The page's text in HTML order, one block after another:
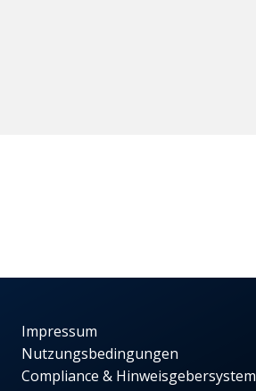
Impressum
Nutzungsbedingungen
Compliance & Hinweisgebersystem